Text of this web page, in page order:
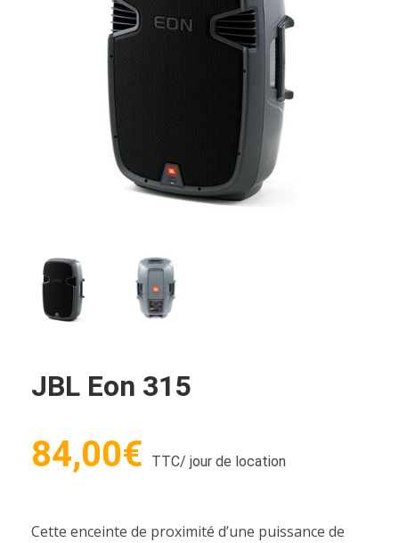
JBL Eon 315
84,00€ TTC/ jour de location
Cette enceinte de proximité d’une puissance de